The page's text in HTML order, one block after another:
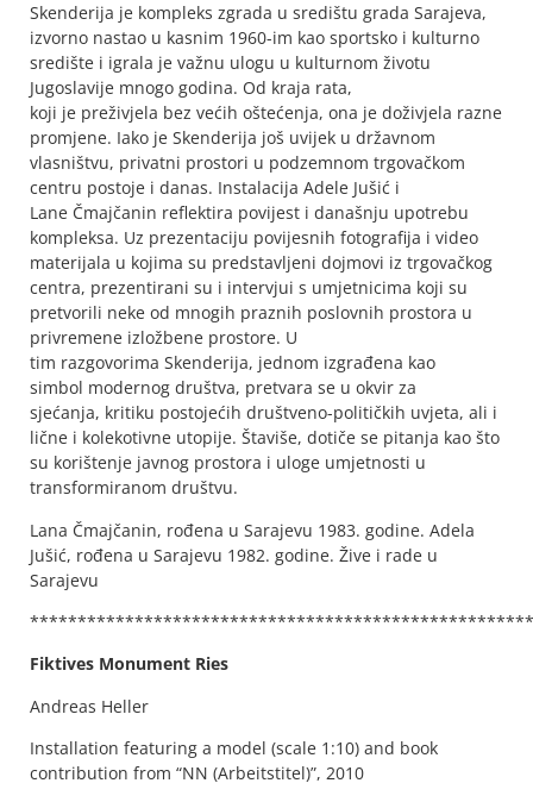
Skenderija je kompleks zgrada u središtu grada Sarajeva,
izvorno nastao u kasnim 1960-im kao sportsko i kulturno
središte i igrala je važnu ulogu u kulturnom životu
Jugoslavije mnogo godina. Od kraja rata,
koji je preživjela bez većih oštećenja, ona je doživjela razne
promjene. Iako je Skenderija još uvijek u državnom
vlasništvu, privatni prostori u podzemnom trgovačkom
centru postoje i danas. Instalacija Adele Jušić i
Lane Čmajčanin reflektira povijest i današnju upotrebu
kompleksa. Uz prezentaciju povijesnih fotografija i video
materijala u kojima su predstavljeni dojmovi iz trgovačkog
centra, prezentirani su i intervjui s umjetnicima koji su
pretvorili neke od mnogih praznih poslovnih prostora u
privremene izložbene prostore. U
tim razgovorima Skenderija, jednom izgrađena kao
simbol modernog društva, pretvara se u okvir za
sjećanja, kritiku postojećih društveno-političkih uvjeta, ali i
lične i kolekotivne utopije. Štaviše, dotiče se pitanja kao što
su korištenje javnog prostora i uloge umjetnosti u
transformiranom društvu.
Lana Čmajčanin, rođena u Sarajevu 1983. godine. Adela
Jušić, rođena u Sarajevu 1982. godine. Žive i rade u
Sarajevu
Fiktives Monument Ries
Andreas Heller
Installation featuring a model (scale 1:10) and book
contribution from “NN (Arbeitstitel)”, 2010